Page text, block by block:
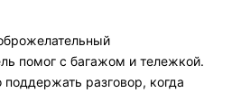
помог с багажом и тележкой.
разговор, когда